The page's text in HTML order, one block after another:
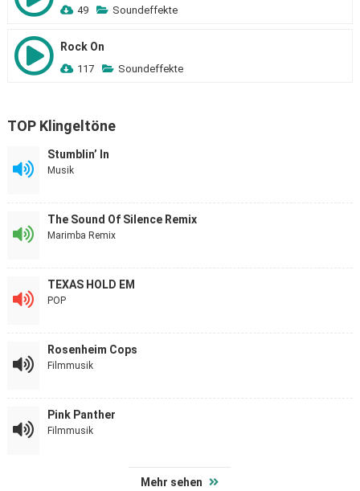
49 Soundeffekte
Rock On
117 Soundeffekte
TOP Klingeltöne
Stumblin’ In
Musik
The Sound Of Silence Remix
Marimba Remix
TEXAS HOLD EM
POP
Rosenheim Cops
Filmmusik
Pink Panther
Filmmusik
Mehr sehen